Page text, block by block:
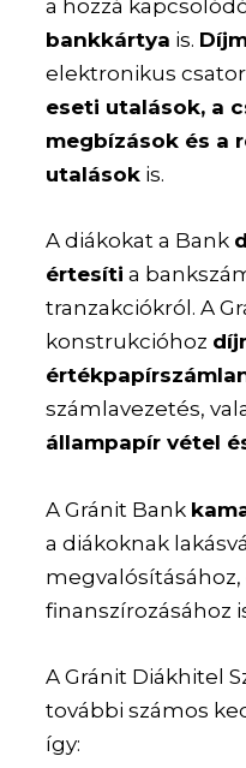
a hozzá
bankkártya is.
elektronikus
eseti utalások, a
megbízások és a
utalások is.
A diákokat a Bank
értesíti a
tranzakciókról. A
konstrukcióhoz
számlavezetés,
állampapír vétel
A Gránit Bank
a diákoknak
finanszírozásához
A Gránit Diákhitel
további számos
így: